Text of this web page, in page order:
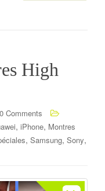
High
0 Comments
, iPhone, Montres
, Samsung, Sony,